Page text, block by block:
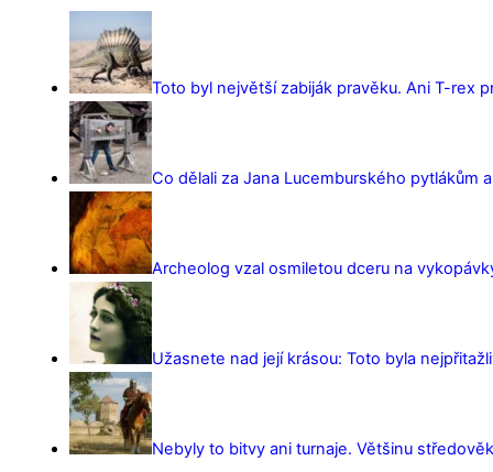
Toto byl největší zabiják pravěku. Ani T-rex
Co dělali za Jana Lucemburského pytlákům
Archeolog vzal osmiletou dceru na
Užasnete nad její krásou: Toto byla
Nebyly to bitvy ani turnaje. Většinu